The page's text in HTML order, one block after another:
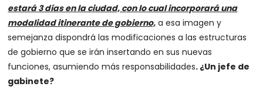
estará 3 días en la ciudad, con lo cual incorporará una
modalidad itinerante de gobierno, a esa imagen y
semejanza dispondrá las modificaciones a las estructuras
de gobierno que se irán insertando en sus nuevas
funciones, asumiendo más responsabilidades. ¿Un jefe de
gabinete?